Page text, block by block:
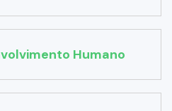
Humano